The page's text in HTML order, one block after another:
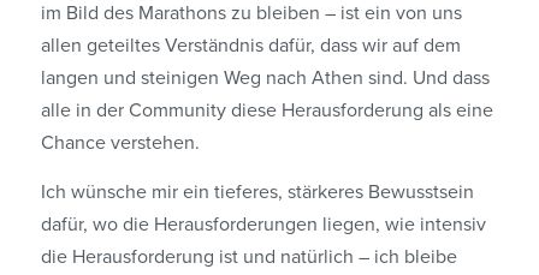
im Bild des Marathons zu bleiben – ist ein von uns
allen geteiltes Verständnis dafür, dass wir auf dem
langen und steinigen Weg nach Athen sind. Und dass
alle in der Community diese Herausforderung als eine
Chance verstehen.
Ich wünsche mir ein tieferes, stärkeres Bewusstsein
dafür, wo die Herausforderungen liegen, wie intensiv
die Herausforderung ist und natürlich – ich bleibe